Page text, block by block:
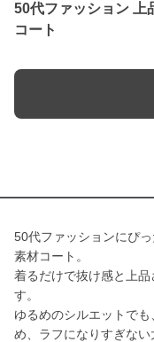
50代ファッション 上
コート
50代ファッションにぴ
素材コート。
着るだけで抜け感と上
す。
ゆるめのシルエットで
め、ラフになりすぎない